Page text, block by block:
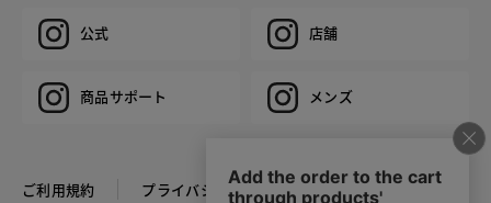
公式 店舗
商品サポート メンズ
ご利用規約 プライバシーポリシー